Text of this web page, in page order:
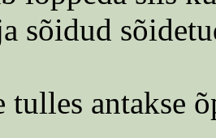
sõidud
antakse